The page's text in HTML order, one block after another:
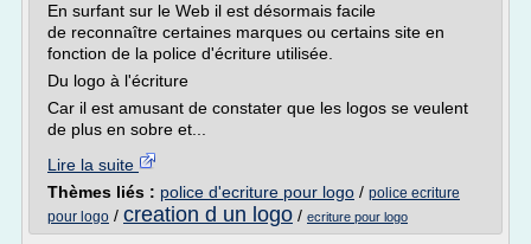
En surfant sur le Web il est désormais facile
de reconnaître certaines marques ou certains site en
fonction de la police d'écriture utilisée.
Du logo à l'écriture
Car il est amusant de constater que les logos se veulent
de plus en sobre et...
Lire la suite
Thèmes liés : police d'ecriture pour logo / police ecriture
pour logo / creation d un logo / ecriture pour logo